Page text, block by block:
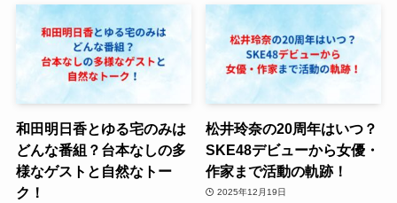
和田明日香とゆる宅のみは
どんな番組？台本なしの多
様なゲストと自然なトー
ク！
松井玲奈の20周年はいつ？
SKE48デビューから女優・
作家まで活動の軌跡！
2025年12月19日